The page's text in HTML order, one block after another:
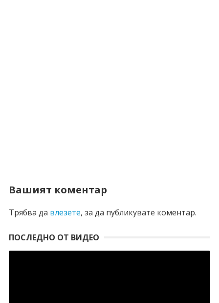
Вашият коментар
Трябва да влезете, за да публикувате коментар.
ПОСЛЕДНО ОТ ВИДЕО